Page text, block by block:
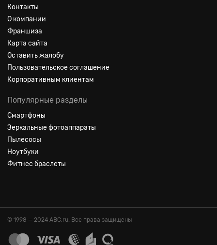
Контакты
О компании
Франшиза
Карта сайта
Оставить жалобу
Пользовательское соглашение
Корпоративным клиентам
Популярные разделы
Смартфоны
Зеркальные фотоаппараты
Пылесосы
Ноутбуки
Фитнес браслеты
© 1998 — 2024 ABC.ru. Все права защищены